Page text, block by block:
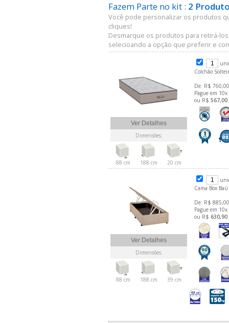
Fazem Parte no kit : 2
Você pode personalizar os produtos
cliques!
Desmarque os produtos para retirá-
selecioando a opção que preferir e
Ver Detalhes
Dimensões:
88 cm 188 cm 20 cm
Colchão
De: R$
Pague em
ou R$ 567,00
Ver Detalhes
Dimensões:
88 cm 188 cm 39 cm
Cama Box
De: R$
Pague em
ou R$ 630,90